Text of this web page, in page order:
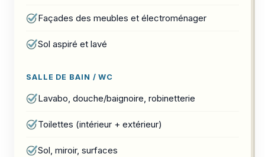
Façades des meubles et électroménager
Sol aspiré et lavé
SALLE DE BAIN / WC
Lavabo, douche/baignoire, robinetterie
Toilettes (intérieur + extérieur)
Sol, miroir, surfaces